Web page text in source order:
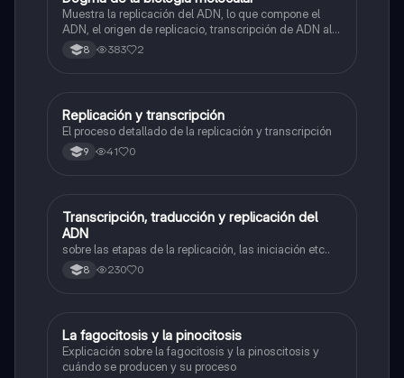
Muestra la replicación del ADN, lo que compone el
ADN, el origen de replicacio, transcripción de ADN al
ARN y traducción de ARN a proteína.
8 383 2
Biologia
Replicación y transcripción
El proceso detallado de la replicación y transcripción
9 41 0
Biologia
Transcripción, traducción y replicación del
ADN
sobre las etapas de la replicación, las iniciación etc..
8 230 0
Biologia
La fagocitosis y la pinocitosis
Explicación sobre la fagocitosis y la pinoscitosis y
cuándo se producen y su proceso